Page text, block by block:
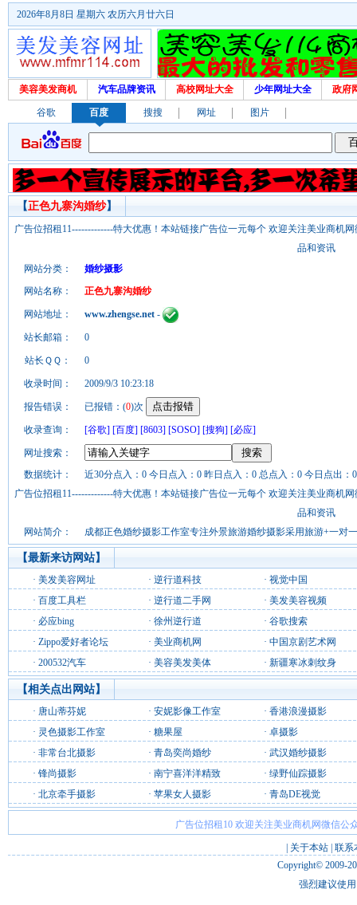
2026年8月8日 星期六 农历六月廿六日
美容美发商机 汽车品牌资讯 高校网址大全 少年网址大全 政府
谷歌 百度 搜搜 网址 图片
【正色九寨沟婚纱】
广告位招租11-------------特大优惠！本站链接广告位一元每个 欢迎关注美业商机
品和资讯
网站分类：
婚纱摄影
网站名称：
正色九寨沟婚纱
网站地址： www.zhengse.net -
站长邮箱： 0
站长ＱＱ： 0
收录时间： 2009/9/3 10:23:18
报告错误： 已报错：(0)次
收录查询： [谷歌] [百度] [8603] [SOSO] [搜狗] [必应]
网址搜索：
数据统计：
近30分点入：0 今日点入：0 昨日点入：0 总点入：0 今日点出：
广告位招租11-------------特大优惠！本站链接广告位一元每个 欢迎关注美业商机
品和资讯
网站简介：
成都正色婚纱摄影工作室专注外景旅游婚纱摄影采用旅游+一对
【最新来访网站】
· 美发美容网址 · 逆行道科技 · 视觉中国
· 百度工具栏 · 逆行道二手网 · 美发美容视频
· 必应bing · 徐州逆行道 · 谷歌搜索
· Zippo爱好者论坛 · 美业商机网 · 中国京剧艺术网
· 200532汽车 · 美容美发美体 · 新疆寒冰刺纹身
【相关点出网站】
· 唐山蒂芬妮 · 安妮影像工作室 · 香港浪漫摄影
· 灵色摄影工作室 · 糖果屋 · 卓摄影
· 非常台北摄影 · 青岛奕尚婚纱 · 武汉婚纱摄影
· 锋尚摄影 · 南宁喜洋洋精致 · 绿野仙踪摄影
· 北京牵手摄影 · 苹果女人摄影 · 青岛DE视觉
广告位招租10 欢迎关注美业商机网微信公
关于本站 联系
Copyright© 2009-
强烈建议使